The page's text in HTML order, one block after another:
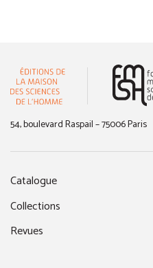
54, boulevard Raspail – 75006 Paris
Catalogue
Collections
Revues